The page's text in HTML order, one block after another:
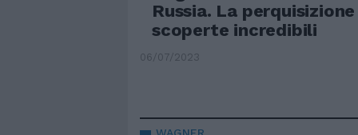
Russia. La
scoperte incredibili
06/07/2023